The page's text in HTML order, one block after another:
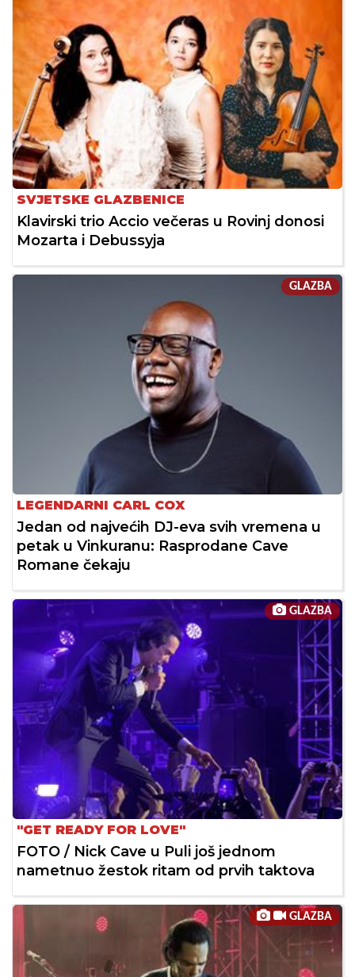
SVJETSKE GLAZBENICE
Klavirski trio Accio večeras u Rovinj donosi
Mozarta i Debussyja
GLAZBA
LEGENDARNI CARL COX
Jedan od najvećih DJ-eva svih vremena u
petak u Vinkuranu: Rasprodane Cave
Romane čekaju
GLAZBA
"GET READY FOR LOVE"
FOTO / Nick Cave u Puli još jednom
nametnuo žestok ritam od prvih taktova
GLAZBA